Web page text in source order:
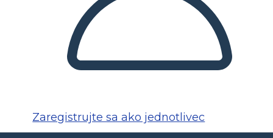
Zaregistrujte sa ako jednotlivec